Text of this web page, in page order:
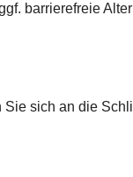
barrierefreie
sich an die